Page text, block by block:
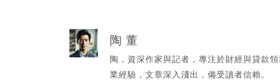
陶 董
陶，資深作家與記者，專注於財經與貸款
業經驗，文章深入淺出，備受讀者信賴。